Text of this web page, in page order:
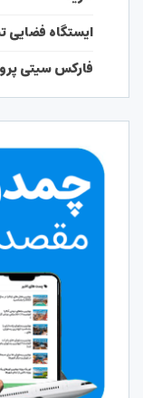
ایستگاه فضایی
فارکس سیتی